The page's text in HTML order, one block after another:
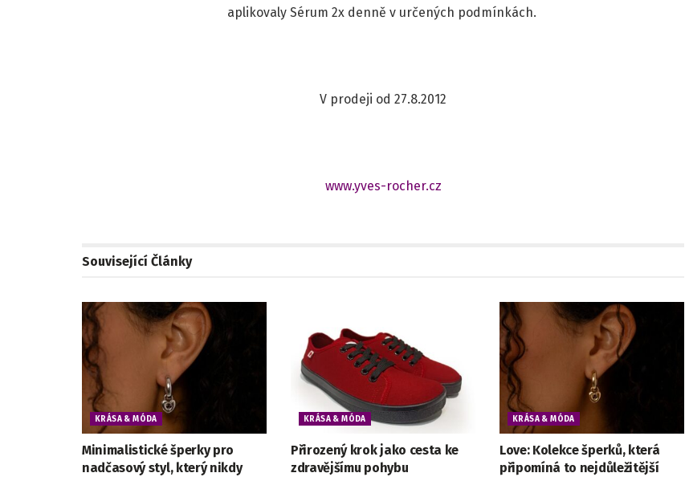
aplikovaly Sérum 2x denně v určených podmínkách.
V prodeji od 27.8.2012
www.yves-rocher.cz
Související Články
KRÁSA & MÓDA
Minimalistické šperky pro
nadčasový styl, který nikdy
KRÁSA & MÓDA
Přirozený krok jako cesta ke
zdravějšímu pohybu
KRÁSA & MÓDA
Love: Kolekce šperků, která
připomíná to nejdůležitější